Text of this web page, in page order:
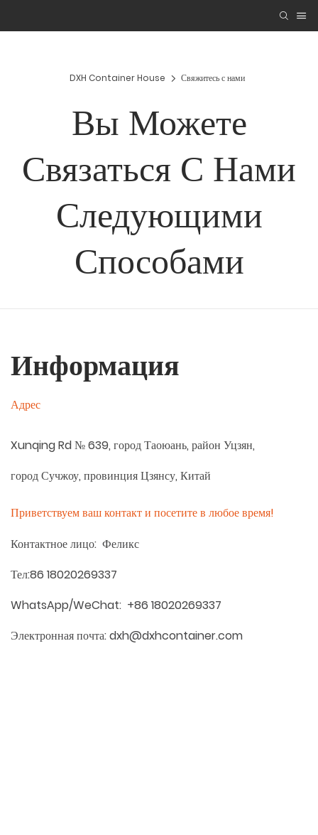
DXH Container House Свяжитесь с нами
Вы Можете
Связаться С Нами
Следующими
Способами
Информация
Адрес
Xunqing Rd № 639, город Таоюань, район Уцзян,
город Сучжоу, провинция Цзянсу, Китай
Приветствуем ваш контакт и посетите в любое время!
Контактное лицо: Феликс
Тел:86 18020269337
WhatsApp/WeChat: +86 18020269337
Электронная почта: dxh@dxhcontainer.com